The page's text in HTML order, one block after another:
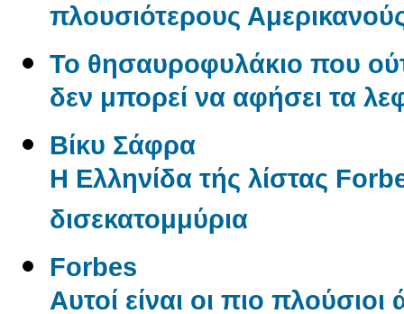
πλουσιότερους
Το θησαυροφυλάκιο που
δεν μπορεί να αφήσει τα
Βίκυ Σάφρα
Η Ελληνίδα τής λίστας
δισεκατομμύρια
Forbes
Αυτοί είναι οι πιο